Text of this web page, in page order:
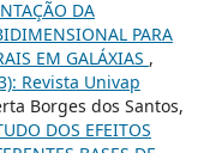
DA
PARA
EM GALÁXIAS ,
Revista Univap
Borges dos Santos,
DOS EFEITOS